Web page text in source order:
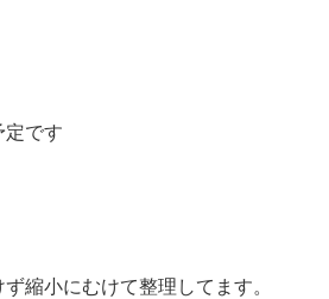
定です
縮小にむけて整理してます。